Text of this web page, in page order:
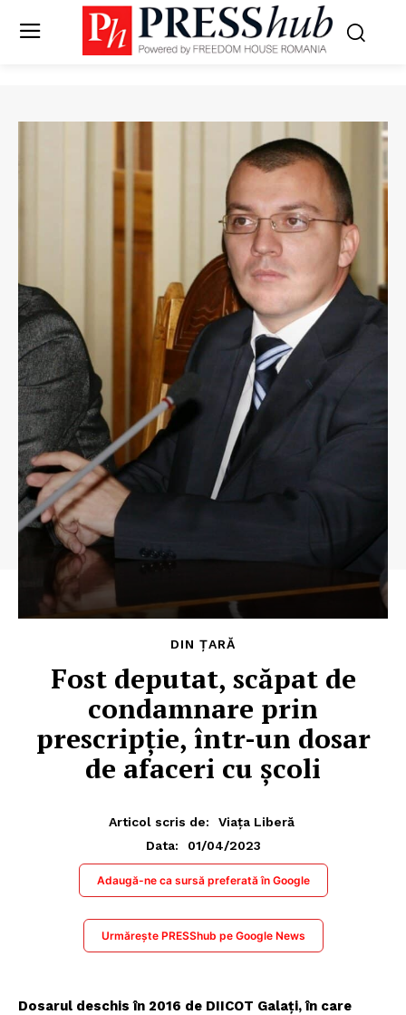
DIN ȚARĂ
Fost deputat, scăpat de
condamnare prin
prescripție, într-un dosar
de afaceri cu școli
Articol scris de:
Viața Liberă
Data:
01/04/2023
Adaugă-ne ca sursă preferată în Google
Urmărește PRESShub pe Google News
Dosarul deschis în 2016 de DIICOT Galați, în care